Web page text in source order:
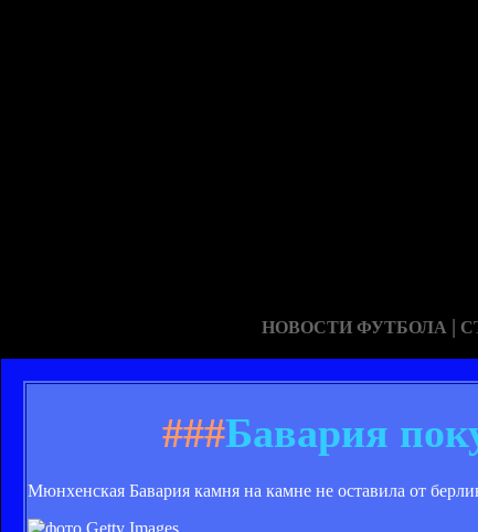
НОВОСТИ ФУТБОЛА |
###Бавария
Мюнхенская Бавария камня на камне не оставила от